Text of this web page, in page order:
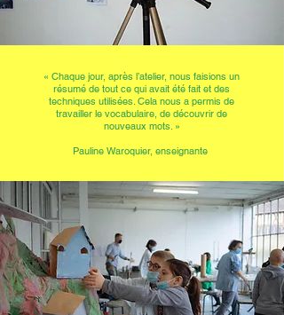
« Chaque jour, après l’atelier, nous faisions un
résumé de tout ce qui avait été fait et des
techniques utilisées. Cela nous a permis de
travailler le vocabulaire, de découvrir de
nouveaux mots. »
Pauline Waroquier, enseignante